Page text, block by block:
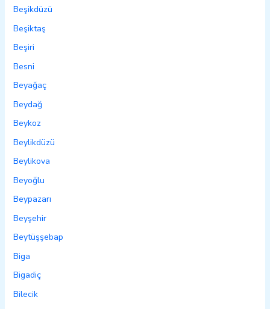
Beşikdüzü
Beşiktaş
Beşiri
Besni
Beyağaç
Beydağ
Beykoz
Beylikdüzü
Beylikova
Beyoğlu
Beypazarı
Beyşehir
Beytüşşebap
Biga
Bigadiç
Bilecik